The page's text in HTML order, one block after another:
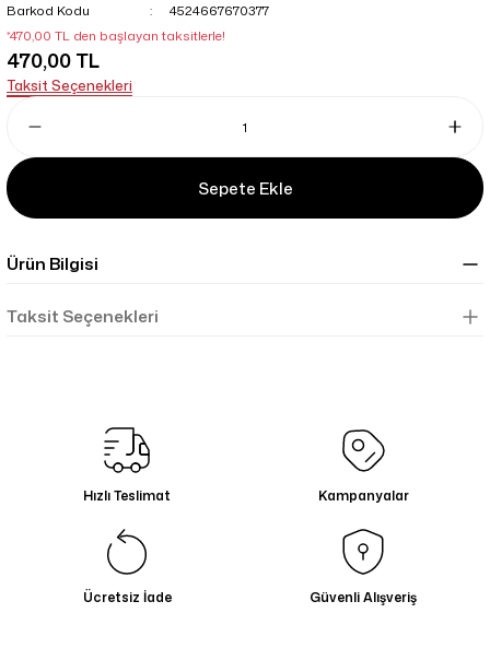
Barkod Kodu
4524667670377
*470,00 TL den başlayan taksitlerle!
470,00 TL
Taksit Seçenekleri
Sepete Ekle
Ürün Bilgisi
Taksit Seçenekleri
Hızlı Teslimat Kampanyalar
Ücretsiz İade Güvenli Alışveriş